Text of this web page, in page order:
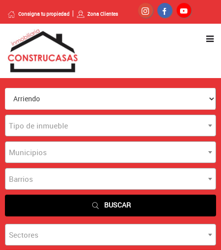
Consigna tu propiedad Zona Clientes
Tipo de inmueble
Municipios
Barrios
BUSCAR
Sectores